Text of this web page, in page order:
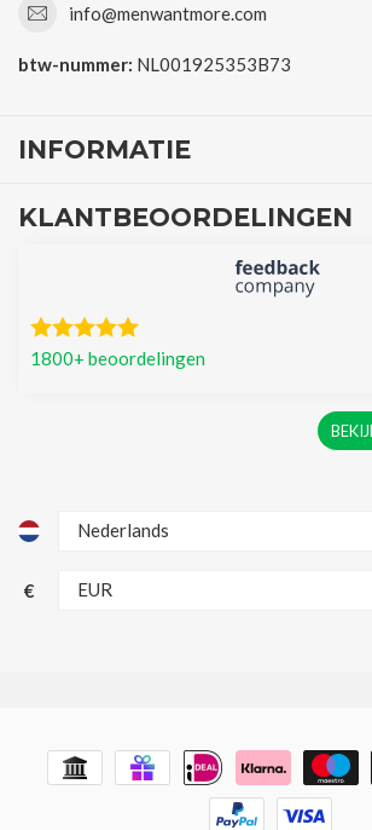
info@menwantmore.com
btw-nummer: NL001925353B73
INFORMATIE
KLANTBEOORDELINGEN
1800+ beoordelingen
€